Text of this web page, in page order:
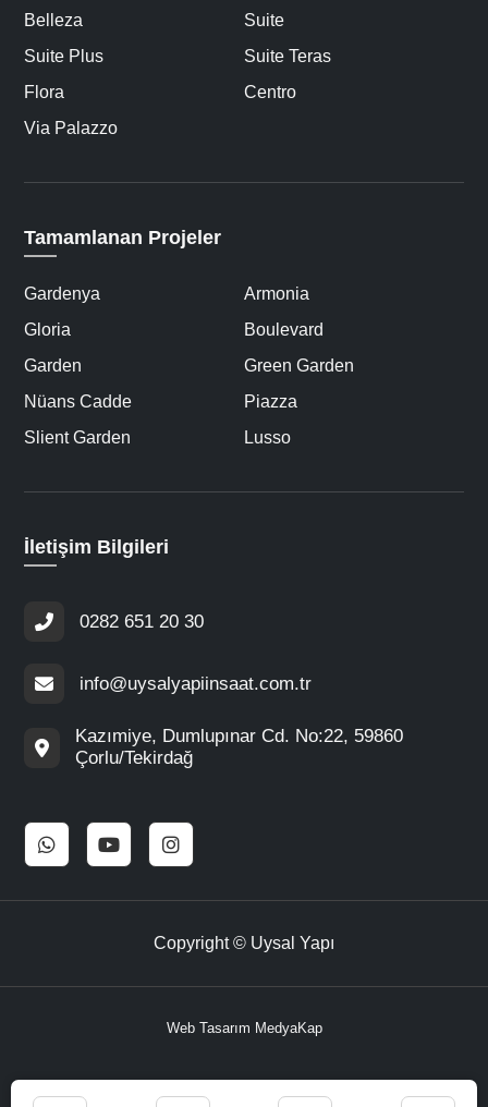
Belleza
Suite
Suite Plus
Suite Teras
Flora
Centro
Via Palazzo
Tamamlanan Projeler
Gardenya
Armonia
Gloria
Boulevard
Garden
Green Garden
Nüans Cadde
Piazza
Slient Garden
Lusso
İletişim Bilgileri
0282 651 20 30
info@uysalyapiinsaat.com.tr
Kazımiye, Dumlupınar Cd. No:22, 59860
Çorlu/Tekirdağ
Copyright © Uysal Yapı
Web Tasarım MedyaKap